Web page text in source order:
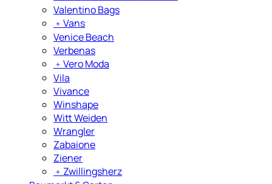
Valentino Bags
﹢ Vans
Venice Beach
Verbenas
﹢ Vero Moda
Vila
Vivance
Winshape
Witt Weiden
Wrangler
Zabaione
Ziener
﹢ Zwillingsherz